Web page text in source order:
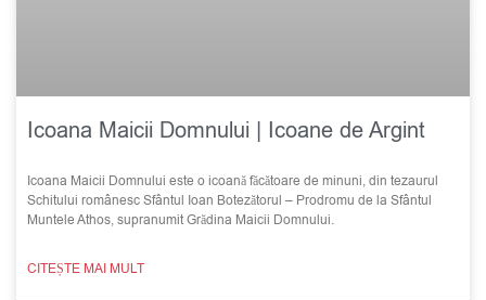
Icoana Maicii Domnului | Icoane de Argint
Icoana Maicii Domnului este o icoană făcătoare de minuni, din tezaurul
Schitului românesc Sfântul Ioan Botezătorul – Prodromu de la Sfântul
Muntele Athos, supranumit Grădina Maicii Domnului.
CITEȘTE MAI MULT